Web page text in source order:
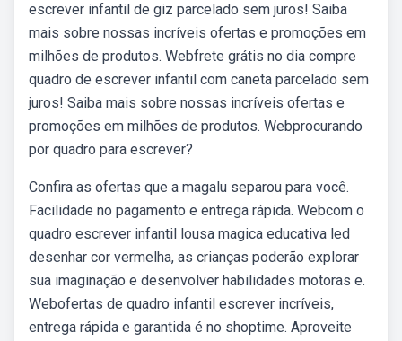
escrever infantil de giz parcelado sem juros! Saiba
mais sobre nossas incríveis ofertas e promoções em
milhões de produtos. Webfrete grátis no dia compre
quadro de escrever infantil com caneta parcelado sem
juros! Saiba mais sobre nossas incríveis ofertas e
promoções em milhões de produtos. Webprocurando
por quadro para escrever?
Confira as ofertas que a magalu separou para você.
Facilidade no pagamento e entrega rápida. Webcom o
quadro escrever infantil lousa magica educativa led
desenhar cor vermelha, as crianças poderão explorar
sua imaginação e desenvolver habilidades motoras e.
Webofertas de quadro infantil escrever incríveis,
entrega rápida e garantida é no shoptime. Aproveite